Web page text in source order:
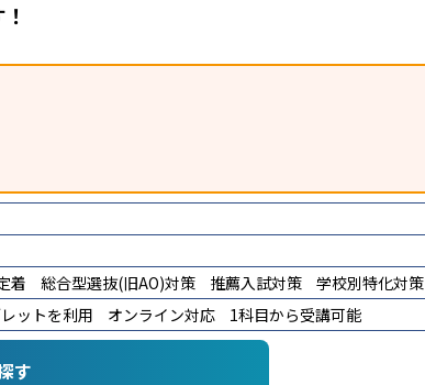
着 総合型選抜(旧AO)対策 推薦入試対策
学校別特化対策
ットを利用 オンライン対応 1科目から受講可能
す